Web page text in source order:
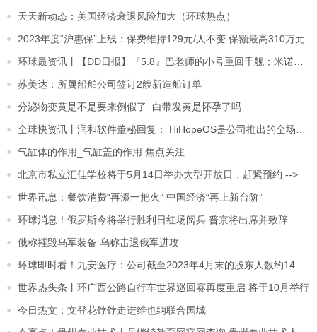
天天新动态：美国经济衰退风险加大（环球热点）
2023年度“沪惠保”上线：保费维持129元/人不变 保额最高310万元
苏美达：所属船舶公司签订2艘新造船订单
分泌物变黄是不是要来例假了_白带发黄是怀孕了吗
气缸体的作用_气缸盖的作用 焦点关注
北京市私立汇佳学校将于5月14日举办大型开放日，赶紧预约 -->
世界讯息：餐饮消费“再添一把火” 中国经济“再上新台阶”
环球消息！俄罗斯今将举行胜利日红场阅兵 普京将出席并致辞
俄称摧毁乌军装备 乌称击退俄军进攻
世界热头条丨环广西公路自行车世界巡回赛再度重启 将于10月举行
今日热文：文登花饽饽走进维也纳联合国城